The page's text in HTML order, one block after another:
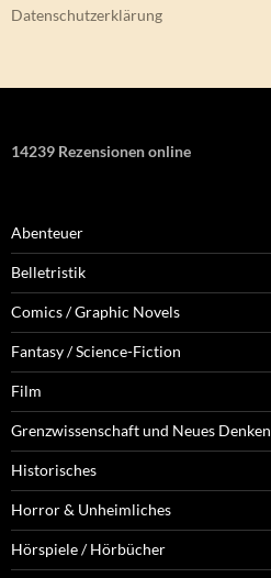
Datenschutzerklärung
14239 Rezensionen online
Abenteuer
Belletristik
Comics / Graphic Novels
Fantasy / Science-Fiction
Film
Grenzwissenschaft und Neues Denken
Historisches
Horror & Unheimliches
Hörspiele / Hörbücher